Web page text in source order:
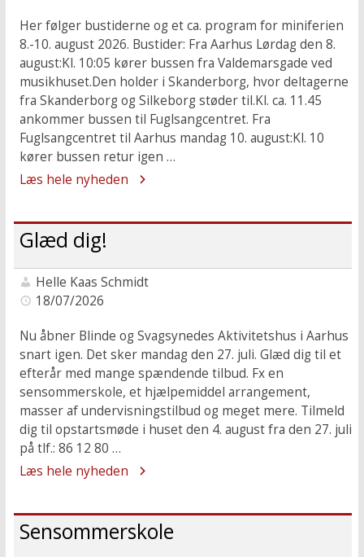
Her følger bustiderne og et ca. program for miniferien
8.-10. august 2026. Bustider: Fra Aarhus Lørdag den 8.
august:Kl. 10:05 kører bussen fra Valdemarsgade ved
musikhuset.Den holder i Skanderborg, hvor deltagerne
fra Skanderborg og Silkeborg støder til.Kl. ca. 11.45
ankommer bussen til Fuglsangcentret. Fra
Fuglsangcentret til Aarhus mandag 10. august:Kl. 10
kører bussen retur igen …
Læs hele nyheden
Glæd dig!
Helle Kaas Schmidt
18/07/2026
Nu åbner Blinde og Svagsynedes Aktivitetshus i Aarhus
snart igen. Det sker mandag den 27. juli. Glæd dig til et
efterår med mange spændende tilbud. Fx en
sensommerskole, et hjælpemiddel arrangement,
masser af undervisningstilbud og meget mere. Tilmeld
dig til opstartsmøde i huset den 4. august fra den 27. juli
på tlf.: 86 12 80 …
Læs hele nyheden
Sensommerskole